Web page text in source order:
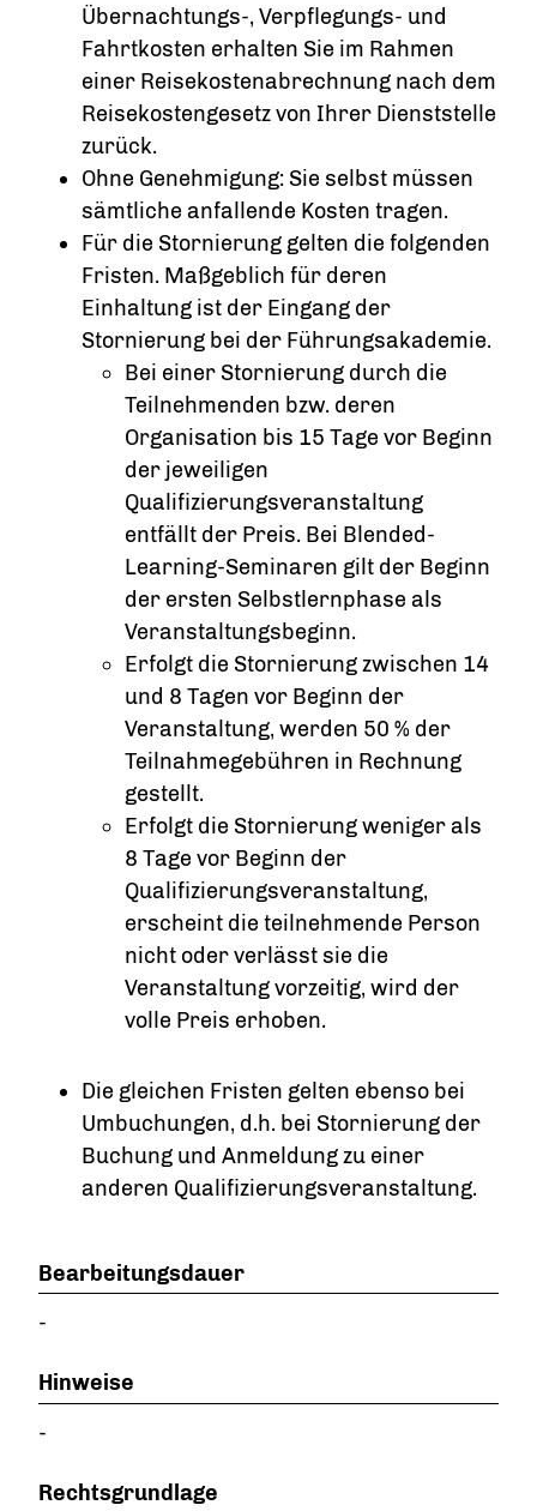
Übernachtungs-, Verpflegungs- und
Fahrtkosten erhalten Sie im Rahmen
einer Reisekostenabrechnung nach dem
Reisekostengesetz von Ihrer Dienststelle
zurück.
Ohne Genehmigung: Sie selbst müssen
sämtliche anfallende Kosten tragen.
Für die Stornierung gelten die folgenden
Fristen. Maßgeblich für deren
Einhaltung ist der Eingang der
Stornierung bei der Führungsakademie.
Bei einer Stornierung durch die
Teilnehmenden bzw. deren
Organisation bis 15 Tage vor Beginn
der jeweiligen
Qualifizierungsveranstaltung
entfällt der Preis. Bei Blended-
Learning-Seminaren gilt der Beginn
der ersten Selbstlernphase als
Veranstaltungsbeginn.
Erfolgt die Stornierung zwischen 14
und 8 Tagen vor Beginn der
Veranstaltung, werden 50 % der
Teilnahmegebühren in Rechnung
gestellt.
Erfolgt die Stornierung weniger als
8 Tage vor Beginn der
Qualifizierungsveranstaltung,
erscheint die teilnehmende Person
nicht oder verlässt sie die
Veranstaltung vorzeitig, wird der
volle Preis erhoben.
Die gleichen Fristen gelten ebenso bei
Umbuchungen, d.h. bei Stornierung der
Buchung und Anmeldung zu einer
anderen Qualifizierungsveranstaltung.
Bearbeitungsdauer
-
Hinweise
-
Rechtsgrundlage